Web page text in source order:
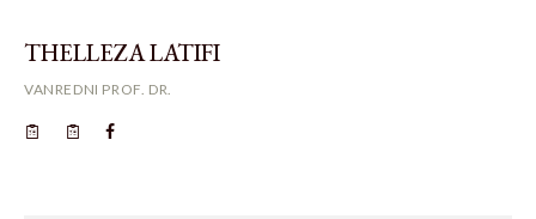
THELLEZA LATIFI
VANREDNI PROF. DR.